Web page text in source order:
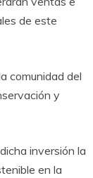
de este
comunidad del
y
inversión la
en la